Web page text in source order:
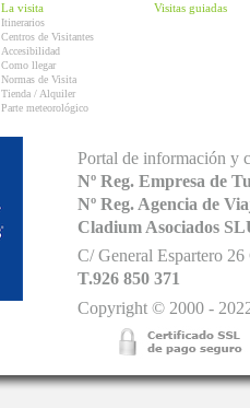
La visita
Itinerarios
Centros de Visitantes
Accesibilidad
Como llegar
Normas de Visita
Tienda / Alquiler
Parte meteorológico
Visitas guiadas
Portal de información y
Nº Reg. Empresa de
Nº Reg. Agencia de
Cladium Asociados
C/ General Espartero
T.926 850 371
Copyright © 2000 -